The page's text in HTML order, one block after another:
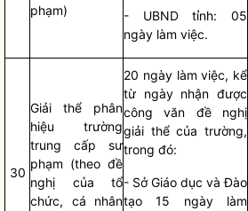
phạm)
- UBND tỉnh: 05
ngày làm việc.
30
Giải thể phân
hiệu trường
trung cấp sư
phạm (theo đề
nghị của tổ
chức, cá nhân
20 ngày làm việc, kể
từ ngày nhận được
công văn đề nghị
giải thể của trường,
trong đó:
- Sở Giáo dục và Đào
tạo 15 ngày làm